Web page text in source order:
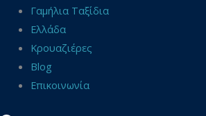
Γαμήλια Ταξίδια
Ελλάδα
Κρουαζιέρες
Blog
Επικοινωνία